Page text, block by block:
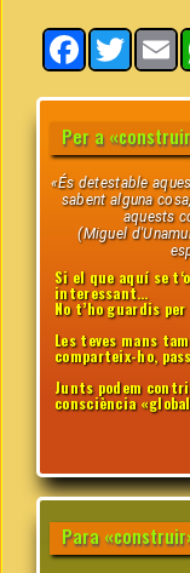
Facebook
Twitter
Per a
«És detestable
sabent alguna
aquests
(Miguel
Si el que aquí se
interessant…
No t’ho guardis
Les teves mans
comparteix-ho,
Junts podem
consciència
Para